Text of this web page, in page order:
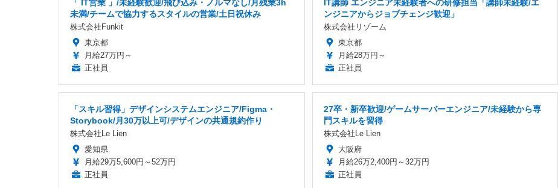
「 IT営業 」/未経験歓迎/飛び込み・ノルマなし/月残業3h
未満/チームで協力するスタイルの営業/土日祝休み
株式会社Funkit
東京都
月給27万円～
正社員
IT講師 エンジニア未経験者への研修担当「講師未経験/エ
ンジニアからジョブチェンジ歓迎」
株式会社リゾーム
東京都
月給28万円～
正社員
「スキル習得」デザインシステムエンジニア/Figma・
Storybook/月30万以上可/デザインの共通規約作り
株式会社Le Lien
愛知県
月給29万5,600円～52万円
正社員
27卒・新卒歓迎/ゲームサーバーエンジニア/未経験から専
門スキルを習得
株式会社Le Lien
大阪府
月給26万2,400円～32万円
正社員